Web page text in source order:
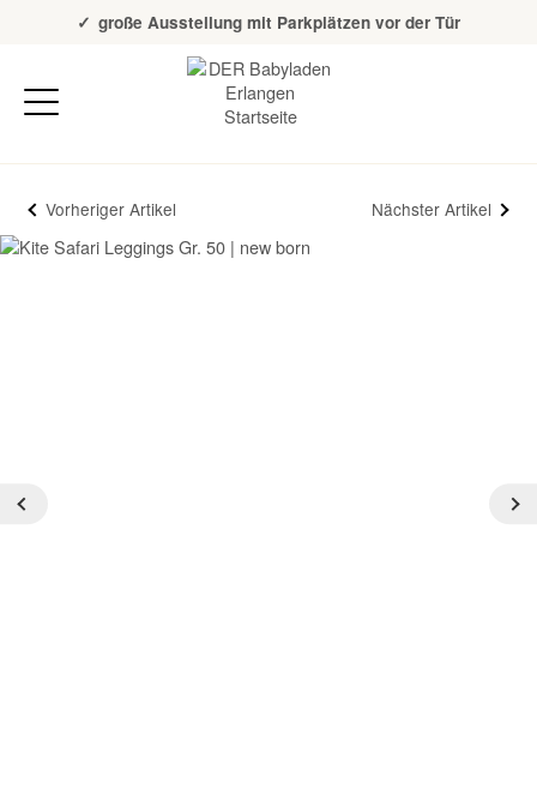
Über 20 Jahre Erfahrung
große Ausstellung mit Parkplätzen vor der Tür
Vorheriger Artikel Nächster Artikel